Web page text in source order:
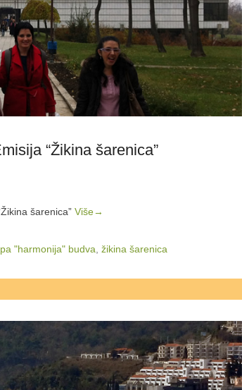
“Žikina šarenica”
šarenica” Više→
"harmonija" budva žikina šarenica